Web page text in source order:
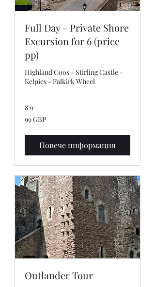
Full Day - Private Shore
Excursion for 6 (price
pp)
Highland Coos - Stirling Castle -
Kelpies - Falkirk Wheel
8 ч
британски
99 GBP
Повече информация
Outlander Tour